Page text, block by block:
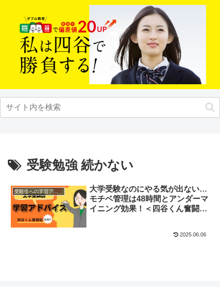
受験勉強 続かない
大学受験なのにやる気が出ない…
モチベ管理は48時間とアンダーマ
イニング効果！＜四谷くん奮闘記
2025.06.06